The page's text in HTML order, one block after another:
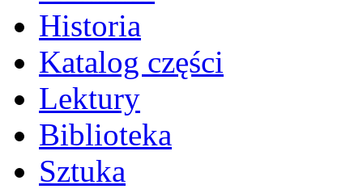
Historia
Katalog części
Lektury
Biblioteka
Sztuka